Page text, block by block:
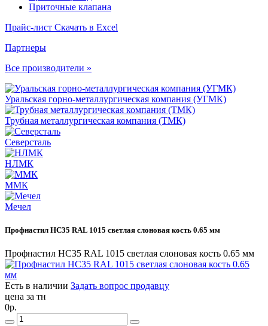
Приточные клапана
Прайс-лист Скачать в Excel
Партнеры
Все производители »
Уральская горно-металлургическая компания (УГМК)
Трубная металлургическая компания (ТМК)
Северсталь
НЛМК
ММК
Мечел
Профнастил НС35 RAL 1015 светлая слоновая кость 0.65 мм
Профнастил НС35 RAL 1015 светлая слоновая кость 0.65 мм
Есть в наличии Задать вопрос продавцу
цена за тн
0р.